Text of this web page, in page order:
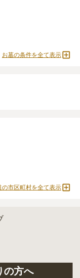
お墓の条件を全て表示
の市区町村を全て表示
の方へ